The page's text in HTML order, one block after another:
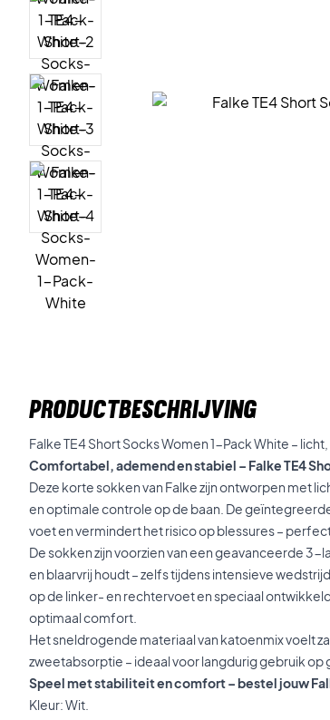
PRODUCTBESCHRIJVING
Falke TE4 Short Socks Women 1-Pack White –
Comfortabel, ademend en stabiel – Falke TE4
Deze korte sokken van Falke zijn ontworpen met
en optimale controle op de baan. De
voet en vermindert het risico op blessures –
De sokken zijn voorzien van een geavanceerde
en blaarvrij houdt – zelfs tijdens intensieve
op de linker- en rechtervoet en speciaal
optimaal comfort.
Het sneldrogende materiaal van katoenmix voelt
zweetabsorptie – ideaal voor langdurig gebruik op
Speel met stabiliteit en comfort – bestel jouw
Kleur: Wit.